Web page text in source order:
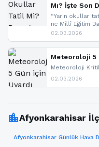
Mı? İşte Son
“Yarın okullar
ne Millî Eğitim
yapılmış resmi
paylaşacağız.
sitemizi takip
02.03.2026
Meteoroloji 5
Meteoroloji
02.03.2026
location_cityAfyonkarahisar
Afyonkarahisar Günlük Hava